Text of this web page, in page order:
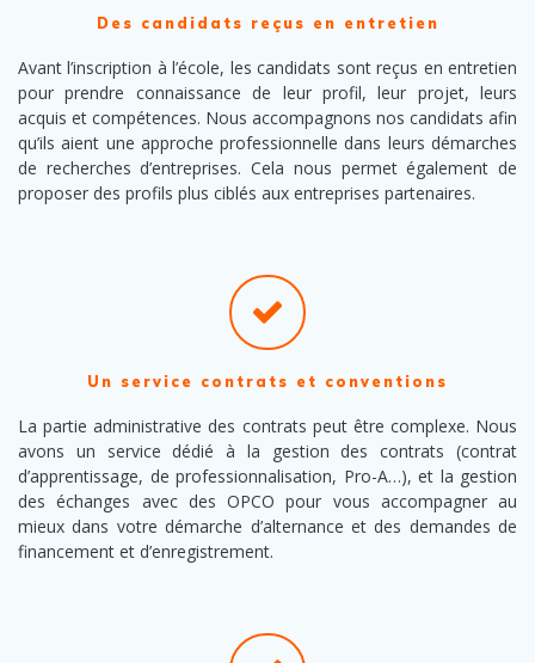
Des candidats reçus en entretien
Avant l’inscription à l’école, les candidats sont reçus en entretien
pour prendre connaissance de leur profil, leur projet, leurs
acquis et compétences. Nous accompagnons nos candidats afin
qu’ils aient une approche professionnelle dans leurs démarches
de recherches d’entreprises. Cela nous permet également de
proposer des profils plus ciblés aux entreprises partenaires.
Un service contrats et conventions
La partie administrative des contrats peut être complexe. Nous
avons un service dédié à la gestion des contrats (contrat
d’apprentissage, de professionnalisation, Pro-A…), et la gestion
des échanges avec des OPCO pour vous accompagner au
mieux dans votre démarche d’alternance et des demandes de
financement et d’enregistrement.